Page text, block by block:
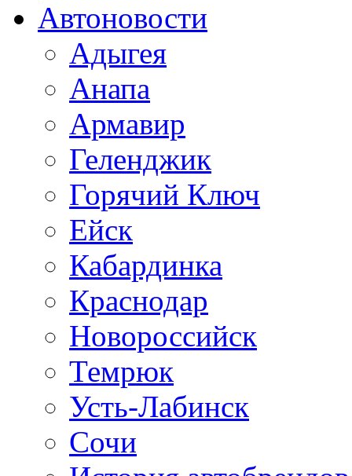
Автоновости
Адыгея
Анапа
Армавир
Геленджик
Горячий Ключ
Ейск
Кабардинка
Краснодар
Новороссийск
Темрюк
Усть-Лабинск
Сочи